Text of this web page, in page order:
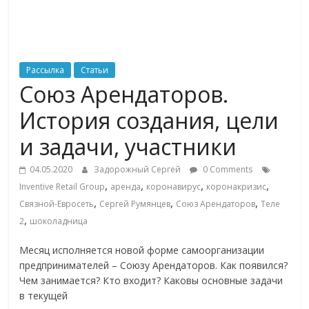
логистике,
технологиях,
соцсетях
Портал
об
онлайн-
торговле,
для
Commerce,
Рассылка Статьи
Союз Арендаторов.
История создания, цели
и задачи, участники
04.05.2020 Задорожный Сергей
0 Comments
Inventive Retail Group, аренда, коронавирус, коронакризис,
Связной-Евросеть, Сергей Румянцев, Союз Арендаторов,Теле
2, шоколадница
Месяц исполняется новой форме самоорганизации
предпринимателей – Союзу Арендаторов. Как появился?
Чем занимается? Кто входит? Каковы основные задачи
в текущей